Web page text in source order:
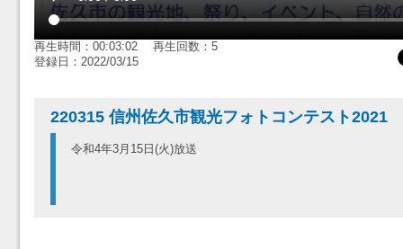
再生時間：00:03:02 再生回数：5
登録日：2022/03/15
220315 信州佐久市観光フォトコンテスト2021
令和4年3月15日(火)放送